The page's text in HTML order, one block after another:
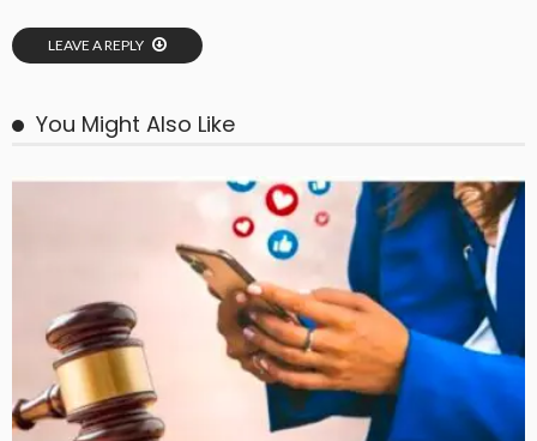
LEAVE A REPLY
You Might Also Like